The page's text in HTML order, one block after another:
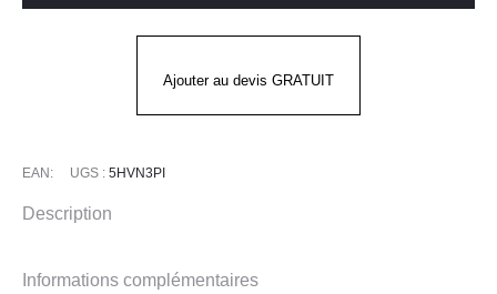
Homme
Ajouter au devis GRATUIT
EAN: UGS : 5HVN3PI
Description
Informations complémentaires